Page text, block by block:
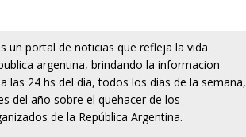
un portal de noticias que refleja la vida
argentina, brindando la informacion
las 24 hs del dia, todos los dias de la semana,
del año sobre el quehacer de los
de la República Argentina.